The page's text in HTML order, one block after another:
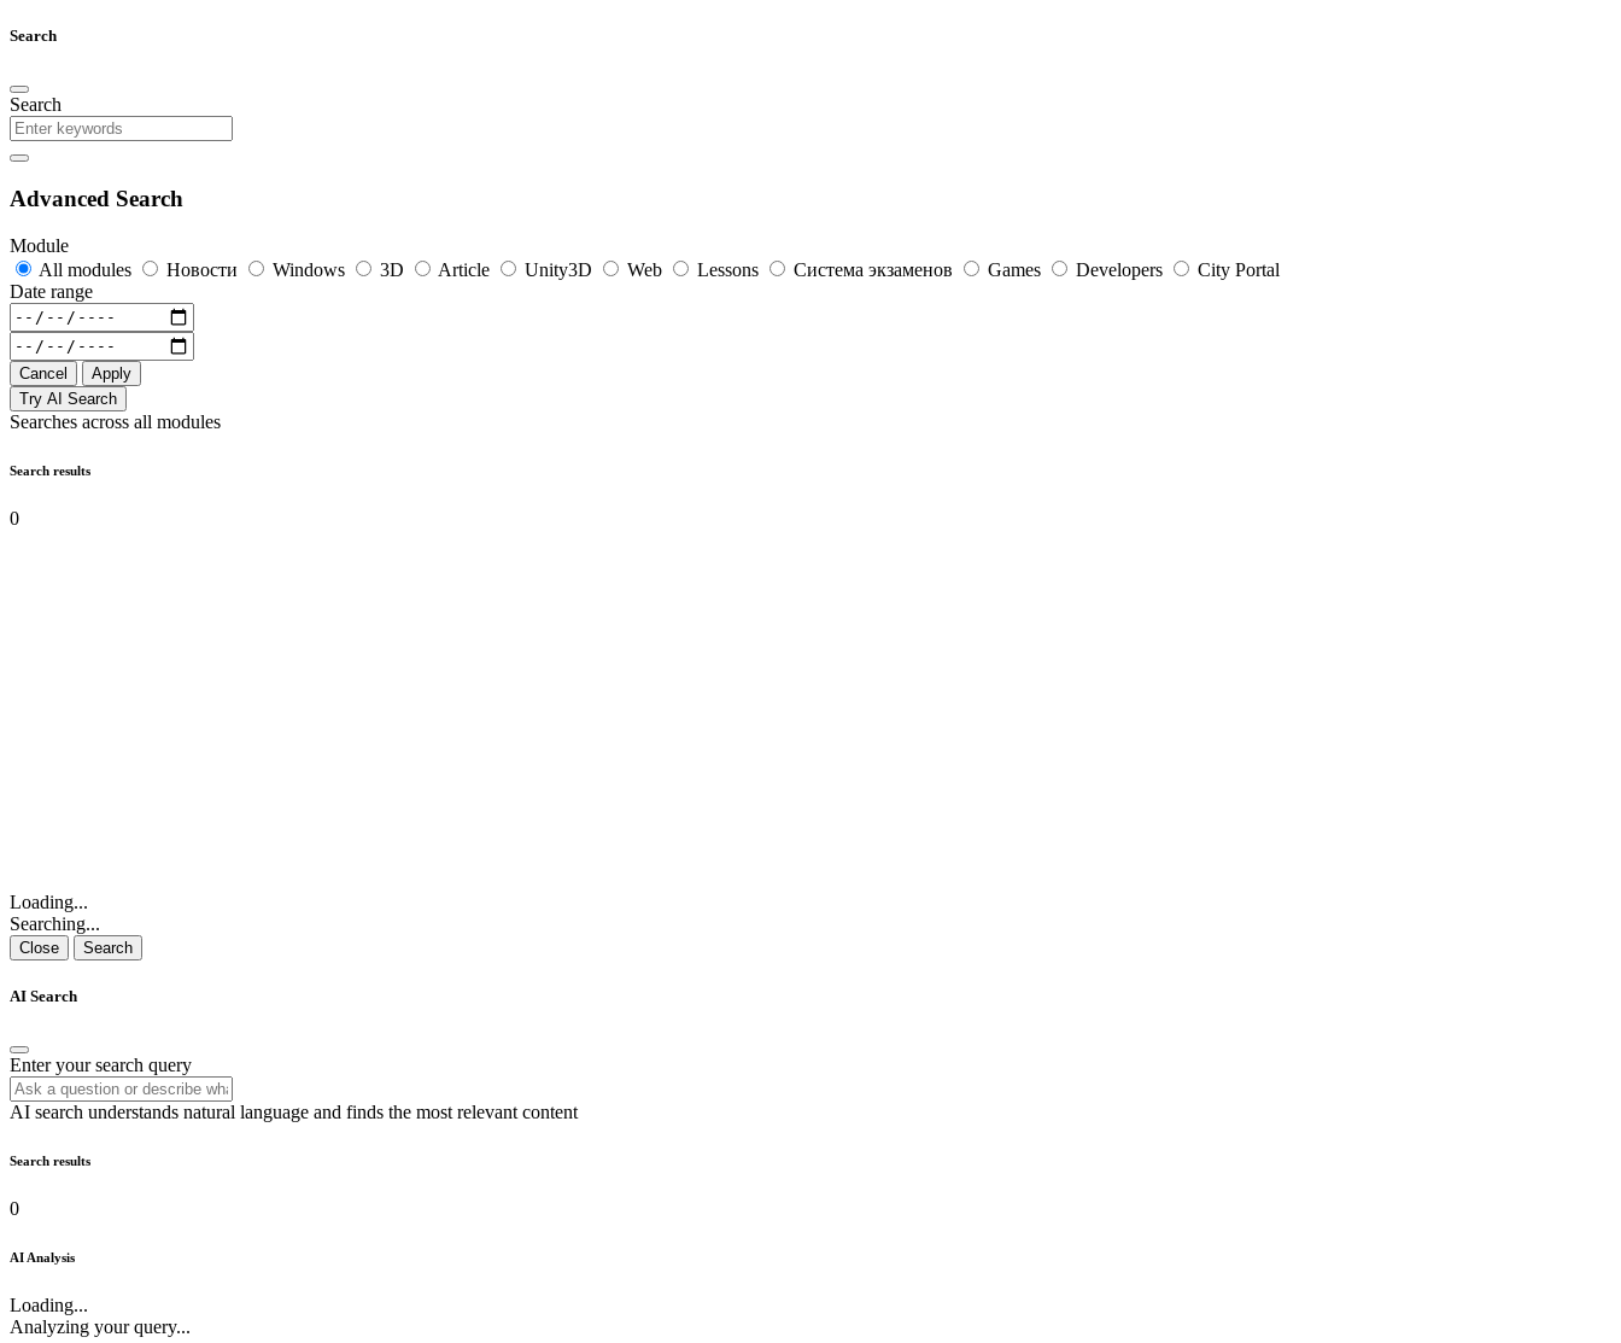
Search
Search
Advanced Search
Module
All modules
Новости Windows 3D Article Unity3D Web Lessons Система экзаменов Games Developers
City Portal
Date range
Cancel
Apply
Try AI Search
Searches across all modules
Search results
0
Loading...
Searching...
Close Search
AI Search
Enter your search query
AI search understands natural language and finds the most relevant content
Search results
0
AI Analysis
Loading...
Analyzing your query...